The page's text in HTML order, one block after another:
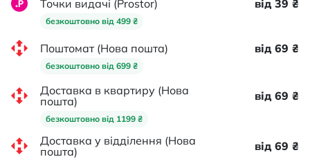
Точки видачі (Prostor)
безкоштовно від 499 ₴
від 39 ₴
Поштомат (Нова пошта)
безкоштовно від 699 ₴
від 69 ₴
Доставка в квартиру (Нова
пошта)
безкоштовно від 1199 ₴
від 69 ₴
Доставка у відділення (Нова
пошта)
від 69 ₴